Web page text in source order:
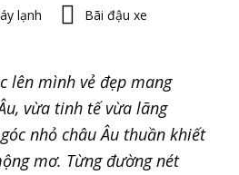
lạnh Bãi đậu xe
lên mình vẻ đẹp mang
vừa tinh tế vừa lãng
nhỏ châu Âu thuần khiết
mơ. Từng đường nét